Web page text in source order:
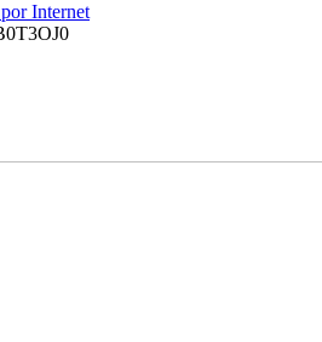
Internet